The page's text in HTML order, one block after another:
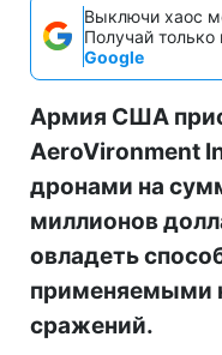
Выключи хаос
Получай
Google
Армия США
AeroVironment
дронами на
миллионов
овладеть
применяемыми
сражений.